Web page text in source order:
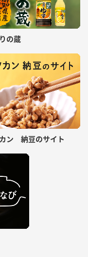
の蔵
ン 納豆のサイト